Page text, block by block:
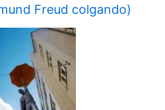
Freud colgando)